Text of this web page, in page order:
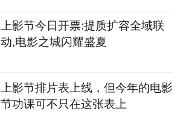
上影节今日开票:提质扩容全域联
动,电影之城闪耀盛夏
上影节排片表上线，但今年的电影
节功课可不只在这张表上